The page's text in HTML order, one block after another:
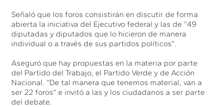
Señaló que los foros consistirán en discutir de forma
abierta la iniciativa del Ejecutivo federal y las de “49
diputadas y diputados que lo hicieron de manera
individual o a través de sus partidos políticos”.
Aseguró que hay propuestas en la materia por parte
del Partido del Trabajo, el Partido Verde y de Acción
Nacional. “De tal manera que tenemos material, van a
ser 22 foros” e invitó a las y los ciudadanos a ser parte
del debate.